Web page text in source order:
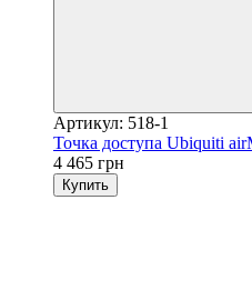
Артикул: 518-1
Точка доступа Ubiquiti
4 465 грн
Купить